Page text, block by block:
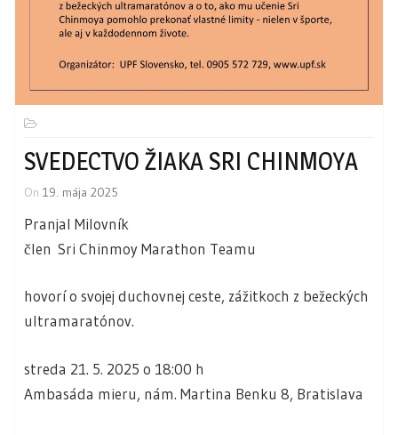
SVEDECTVO ŽIAKA SRI CHINMOYA
On 19. mája 2025
Pranjal Milovník
člen Sri Chinmoy Marathon Teamu
hovorí o svojej duchovnej ceste, zážitkoch z bežeckých
ultramaratónov.
streda 21. 5. 2025 o 18:00 h
Ambasáda mieru, nám. Martina Benku 8, Bratislava